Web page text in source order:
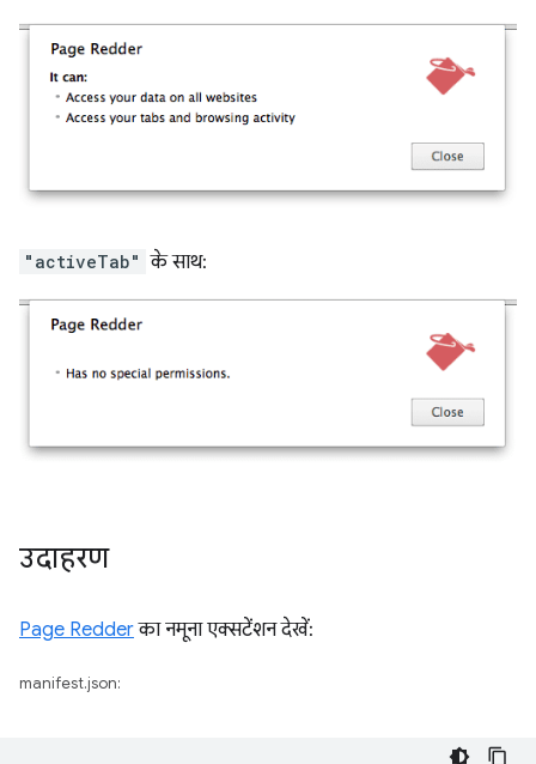
"activeTab" के साथ:
उदाहरण
Page Redderका नमूना एक्सटेंशन देखें:
manifest.json: